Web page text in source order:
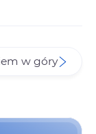
w góry